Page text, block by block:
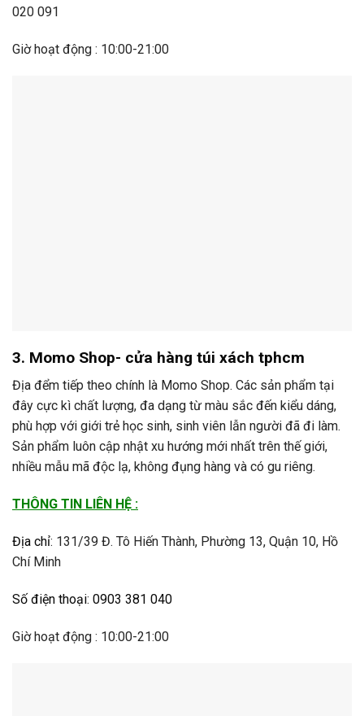
020 091
Giờ hoạt động : 10:00-21:00
3. Momo Shop- cửa hàng túi xách tphcm
Địa đểm tiếp theo chính là Momo Shop. Các sản phẩm tại
đây cực kì chất lượng, đa dạng từ màu sắc đến kiểu dáng,
phù hợp với giới trẻ học sinh, sinh viên lẫn người đã đi làm.
Sản phẩm luôn cập nhật xu hướng mới nhất trên thế giới,
nhiều mẫu mã độc lạ, không đụng hàng và có gu riêng.
THÔNG TIN LIÊN HỆ :
Địa chỉ: 131/39 Đ. Tô Hiến Thành, Phường 13, Quận 10, Hồ
Chí Minh
Số điện thoại: 0903 381 040
Giờ hoạt động : 10:00-21:00